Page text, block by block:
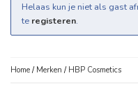
Helaas kun je niet als gast
te registeren.
Home / Merken / HBP Cosmetics